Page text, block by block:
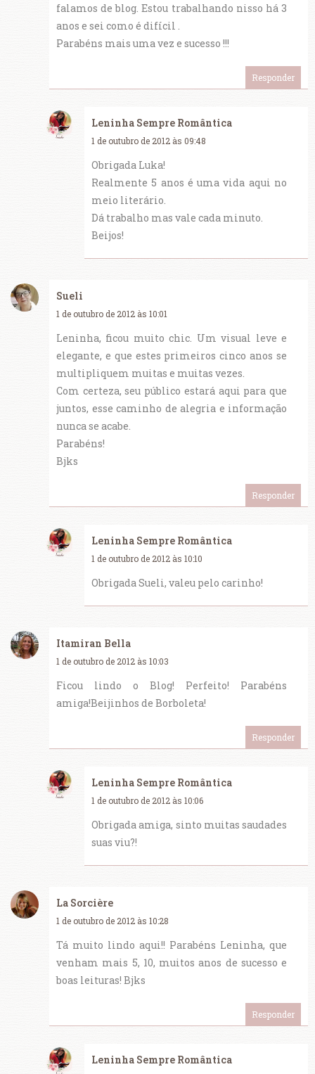
falamos de blog. Estou trabalhando nisso há 3
anos e sei como é difícil .
Parabéns mais uma vez e sucesso !!!
Responder
Leninha Sempre Romântica
1 de outubro de 2012 às 09:48
Obrigada Luka!
Realmente 5 anos é uma vida aqui no
meio literário.
Dá trabalho mas vale cada minuto.
Beijos!
Sueli
1 de outubro de 2012 às 10:01
Leninha, ficou muito chic. Um visual leve e
elegante, e que estes primeiros cinco anos se
multipliquem muitas e muitas vezes.
Com certeza, seu público estará aqui para que
juntos, esse caminho de alegria e informação
nunca se acabe.
Parabéns!
Bjks
Responder
Leninha Sempre Romântica
1 de outubro de 2012 às 10:10
Obrigada Sueli, valeu pelo carinho!
Itamiran Bella
1 de outubro de 2012 às 10:03
Ficou lindo o Blog! Perfeito! Parabéns
amiga!Beijinhos de Borboleta!
Responder
Leninha Sempre Romântica
1 de outubro de 2012 às 10:06
Obrigada amiga, sinto muitas saudades
suas viu?!
La Sorcière
1 de outubro de 2012 às 10:28
Tá muito lindo aqui!! Parabéns Leninha, que
venham mais 5, 10, muitos anos de sucesso e
boas leituras! Bjks
Responder
Leninha Sempre Romântica